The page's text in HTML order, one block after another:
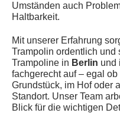
Umständen auch
Haltbarkeit.
Mit unserer Erfahrung
Trampolin ordentlich und
Trampoline in Berlin und
fachgerecht auf – egal
Grundstück, im Hof oder
Standort. Unser Team
Blick für die wichtigen